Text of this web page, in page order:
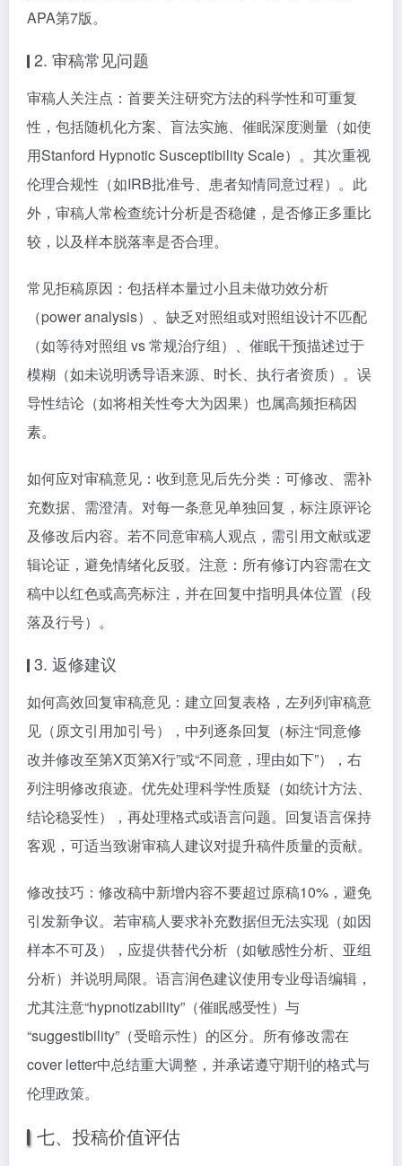
APA第7版。
2. 审稿常见问题
审稿人关注点：首要关注研究方法的科学性和可重复
性，包括随机化方案、盲法实施、催眠深度测量（如使
用Stanford Hypnotic Susceptibility Scale）。其次重视
伦理合规性（如IRB批准号、患者知情同意过程）。此
外，审稿人常检查统计分析是否稳健，是否修正多重比
较，以及样本脱落率是否合理。
常见拒稿原因：包括样本量过小且未做功效分析
（power analysis）、缺乏对照组或对照组设计不匹配
（如等待对照组 vs 常规治疗组）、催眠干预描述过于
模糊（如未说明诱导语来源、时长、执行者资质）。误
导性结论（如将相关性夸大为因果）也属高频拒稿因
素。
如何应对审稿意见：收到意见后先分类：可修改、需补
充数据、需澄清。对每一条意见单独回复，标注原评论
及修改后内容。若不同意审稿人观点，需引用文献或逻
辑论证，避免情绪化反驳。注意：所有修订内容需在文
稿中以红色或高亮标注，并在回复中指明具体位置（段
落及行号）。
3. 返修建议
如何高效回复审稿意见：建立回复表格，左列列审稿意
见（原文引用加引号），中列逐条回复（标注“同意修
改并修改至第X页第X行”或“不同意，理由如下”），右
列注明修改痕迹。优先处理科学性质疑（如统计方法、
结论稳妥性），再处理格式或语言问题。回复语言保持
客观，可适当致谢审稿人建议对提升稿件质量的贡献。
修改技巧：修改稿中新增内容不要超过原稿10%，避免
引发新争议。若审稿人要求补充数据但无法实现（如因
样本不可及），应提供替代分析（如敏感性分析、亚组
分析）并说明局限。语言润色建议使用专业母语编辑，
尤其注意“hypnotizability”（催眠感受性）与
“suggestibility”（受暗示性）的区分。所有修改需在
cover letter中总结重大调整，并承诺遵守期刊的格式与
伦理政策。
七、投稿价值评估